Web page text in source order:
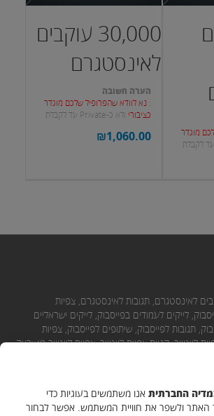
מוגדר
ולא כ-Private עד לקבלת
30,000 עוקבים
לאינסטגרם
הערה חשובה
: נא לוודא שהפרופיל שלכם מוגדר
כציבורי
ולא כ-Private עד לקבלת
₪1,060.00
לאינסטגרם, תגובות לאינסטגרם, צפיות
לייקים לעמודים בפייסבוק, לייקים ישראליים
תגובות לפייסבוק, שיתופים לפייסבוק, צפיות
ליוטיוב, קניית צפיות ליוטיוב, צפיות ליוטיוב מישראל,
מנויים ליוטיוב.
אנו משתמשים בעוגיות כדי
האתר ולשפר את חוויית המשתמש. אפשר לבחור